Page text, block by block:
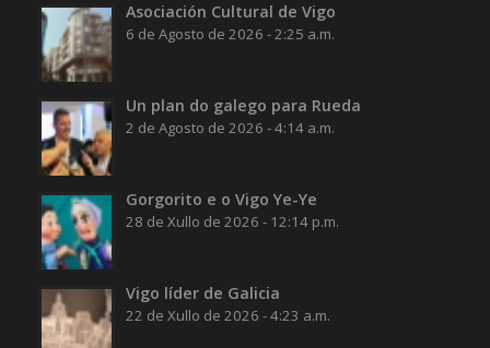
Asociación Cultural de Vigo
6 de Agosto de 2026 - 2:25 a.m.
Un plan do galego para Rueda
2 de Agosto de 2026 - 4:14 a.m.
Gorgorito e o Vigo Ye-Ye
28 de Xullo de 2026 - 12:14 p.m.
Vigo líder de Galicia
22 de Xullo de 2026 - 4:23 a.m.